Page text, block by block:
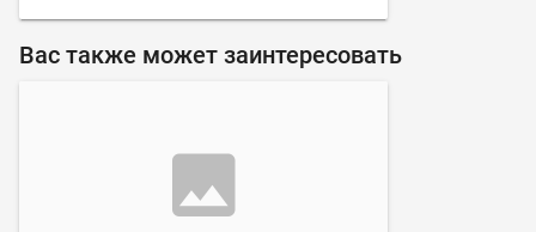
Вас также может заинтересовать